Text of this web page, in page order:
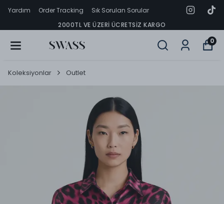
Yardım Order Tracking
Sık Sorulan Sorular
2000TL VE ÜZERI ÜCRETSIZ KARGO
0
Koleksiyonlar Outlet